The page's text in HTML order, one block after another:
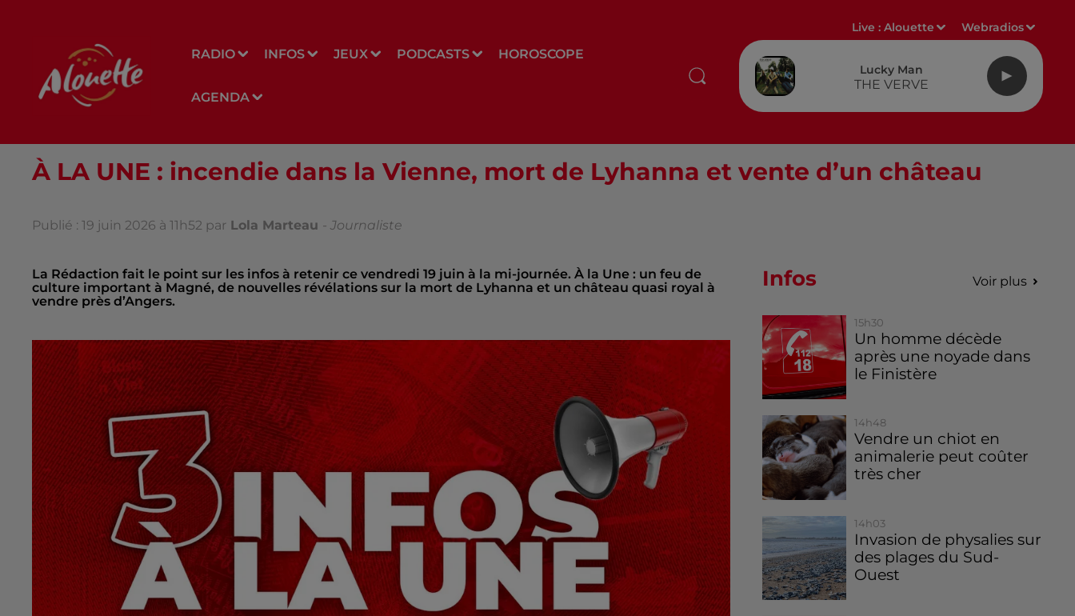
RADIO INFOS JEUX PODCASTS HOROSCOPE
AGENDA
Live :Alouette Webradios
Lucky Man
THE VERVE
À LA UNE : incendie dans la Vienne, mort de Lyhanna et vente d’un château
Publié : 19 juin 2026 à 11h52 par Lola Marteau - Journaliste
La Rédaction fait le point sur les infos à retenir ce vendredi 19 juin à la mi-journée. À la Une : un feu de
culture important à Magné, de nouvelles révélations sur la mort de Lyhanna et un château quasi royal à
vendre près d’Angers.
Infos Voir plus
15h30
Un homme décède
après une noyade dans
le Finistère
14h48
Vendre un chiot en
animalerie peut coûter
très cher
14h03
Invasion de physalies sur
des plages du Sud-
Ouest